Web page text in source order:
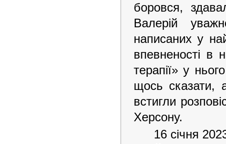
боровся,
Валерій
написаних у
впевненості в
терапії» у
щось сказати,
встигли
Херсону.
16 січня